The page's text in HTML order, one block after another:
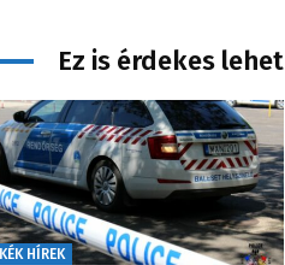
Ez is érdekes lehet
KÉK HÍREK